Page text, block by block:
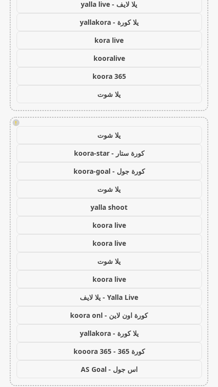
يلا لايف - yalla live
يلا كورة - yallakora
kora live
kooralive
koora 365
يلا شوت
!
يلا شوت
كورة ستار - koora-star
كورة جول - koora-goal
يلا شوت
yalla shoot
koora live
koora live
يلا شوت
koora live
Yalla Live - يلا لايف
كورة اون لاين - koora onl
يلا كورة - yallakora
كورة 365 - kooora 365
اس جول - AS Goal